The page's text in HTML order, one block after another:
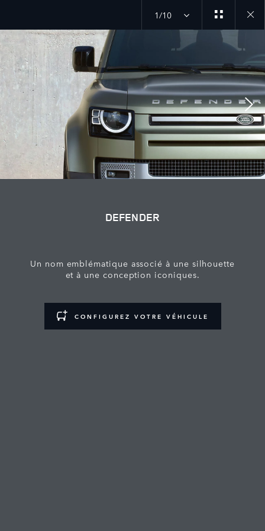
1/10
Close
gallery
DEFENDER
Un nom emblématique associé à une silhouette
et à une conception iconiques.
CONFIGUREZ VOTRE VÉHICULE